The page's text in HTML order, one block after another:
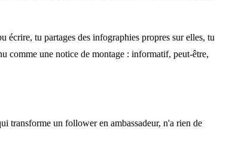
écrire, tu partages des infographies propres sur elles, tu
comme une notice de montage : informatif, peut-être,
transforme un follower en ambassadeur, n'a rien de